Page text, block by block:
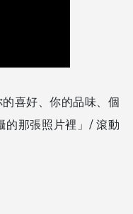
喜好、你的品味、個
的那張照片裡」/ 滾動